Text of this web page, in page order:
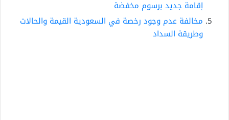
إقامة جديد برسوم مخفضة
مخالفة عدم وجود رخصة في السعودية القيمة والحالات
وطريقة السداد